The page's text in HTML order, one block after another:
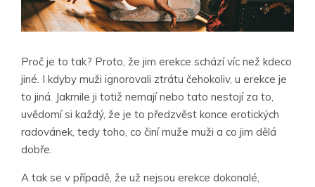
Proč je to tak? Proto, že jim erekce schází víc než kdeco
jiné. I kdyby muži ignorovali ztrátu čehokoliv, u erekce je
to jiná. Jakmile ji totiž nemají nebo tato nestojí za to,
uvědomí si každý, že je to předzvěst konce erotických
radovánek, tedy toho, co činí muže muži a co jim dělá
dobře.
A tak se v případě, že už nejsou erekce dokonalé,